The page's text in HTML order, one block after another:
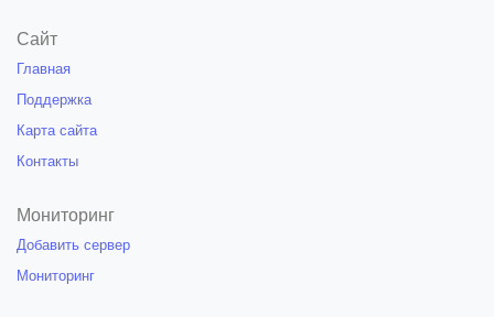
Сайт
Главная
Поддержка
Карта сайта
Контакты
Мониторинг
Добавить сервер
Мониторинг